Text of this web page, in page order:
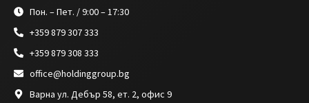
Пон. – Пет. / 9:00 – 17:30
+359 879 307 333
+359 879 308 333
office@holdinggroup.bg
Варна ул. Дебър 58, ет. 2, офис 9